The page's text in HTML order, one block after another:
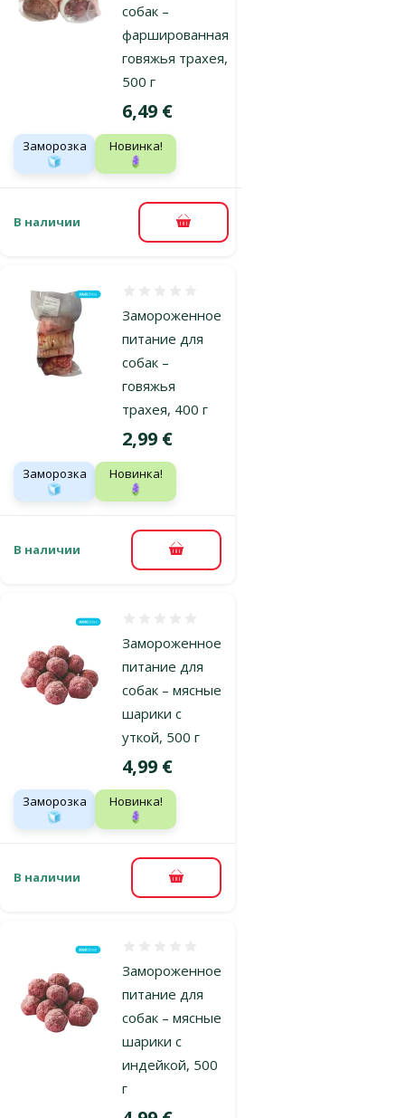
собак –
фаршированная
говяжья трахея,
500 г
Цена
6,49 €
Заморозка
🧊
Новинка!
🪻
В наличии В корзину
Замороженное
питание для
собак –
говяжья
трахея, 400 г
Цена
2,99 €
Заморозка
🧊
Новинка!
🪻
В наличии В корзину
Замороженное
питание для
собак – мясные
шарики с
уткой, 500 г
Цена
4,99 €
Заморозка
🧊
Новинка!
🪻
В наличии В корзину
Замороженное
питание для
собак – мясные
шарики с
индейкой, 500
г